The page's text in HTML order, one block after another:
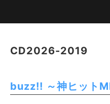
CD2026-2019
buzz!! ～神ヒット